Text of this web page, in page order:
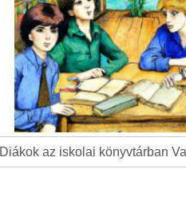
Diákok az iskolai könyvtárban